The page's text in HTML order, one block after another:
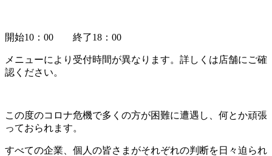
開始10：00 終了18：00
メニューにより受付時間が異なります。詳しくは店舗にご確
認ください。
この度のコロナ危機で多くの方が困難に遭遇し、何とか頑張
っておられます。
すべての企業、個人の皆さまがそれぞれの判断を日々迫られ